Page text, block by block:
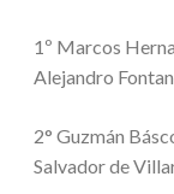
1º Marcos
Alejandro
2° Guzmán
Salvador de